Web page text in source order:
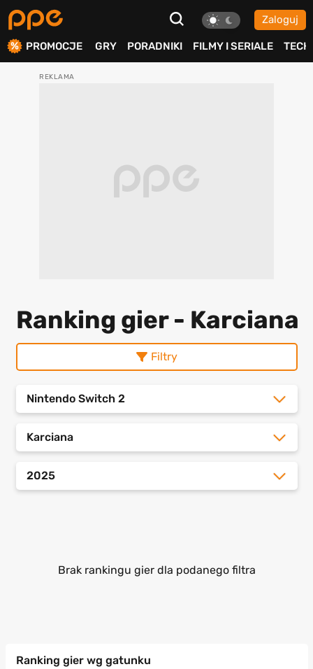
Zaloguj
PROMOCJE GRY PORADNIKI FILMY I SERIALE TECH
Ranking gier - Karciana
Filtry
Nintendo Switch 2
Karciana
2025
Brak rankingu gier dla podanego filtra
Ranking gier wg gatunku